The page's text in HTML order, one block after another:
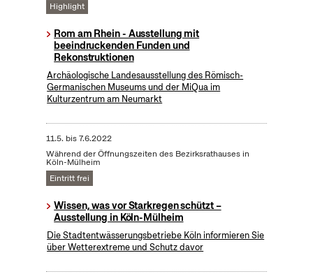
Highlight
Rom am Rhein - Ausstellung mit
beeindruckenden Funden und
Rekonstruktionen
Archäologische Landesausstellung des Römisch-
Germanischen Museums und der MiQua im
Kulturzentrum am Neumarkt
11.5. bis7.6.2022
Während der Öffnungszeiten des Bezirksrathauses in
Köln-Mülheim
Eintritt frei
Wissen, was vor Starkregen schützt –
Ausstellung in Köln-Mülheim
Die Stadtentwässerungsbetriebe Köln informieren Sie
über Wetterextreme und Schutz davor